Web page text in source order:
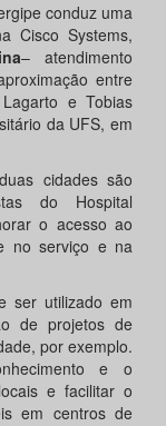
conduz uma
Cisco Systems,
– atendimento
entre
e Tobias
da UFS, em
cidades são
do Hospital
o acesso ao
no serviço e na
ser utilizado em
de projetos de
por exemplo.
e o
e facilitar o
em centros de